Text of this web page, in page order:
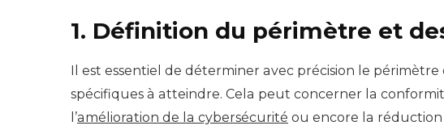
1. Définition du périmètre et
Il est essentiel de déterminer avec précision le périmètre
spécifiques à atteindre. Cela peut concerner la
l’amélioration de la cybersécurité ou encore la réduction